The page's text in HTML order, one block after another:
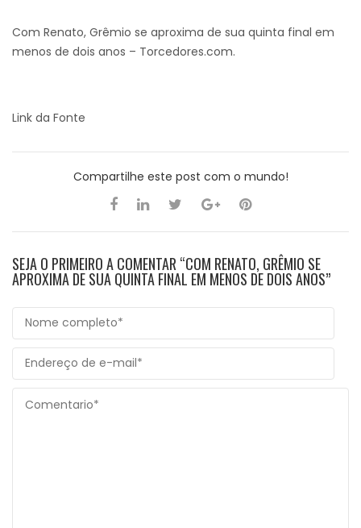
Com Renato, Grêmio se aproxima de sua quinta final em
menos de dois anos – Torcedores.com.
Link da Fonte
Compartilhe este post com o mundo!
SEJA O PRIMEIRO A COMENTAR “COM RENATO, GRÊMIO SE
APROXIMA DE SUA QUINTA FINAL EM MENOS DE DOIS ANOS”